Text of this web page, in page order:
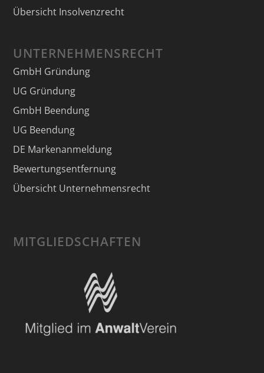
Übersicht Insolvenzrecht
UNTERNEHMENSRECHT
GmbH Gründung
UG Gründung
GmbH Beendung
UG Beendung
DE Markenanmeldung
Bewertungsentfernung
Übersicht Unternehmensrecht
MITGLIEDSCHAFTEN